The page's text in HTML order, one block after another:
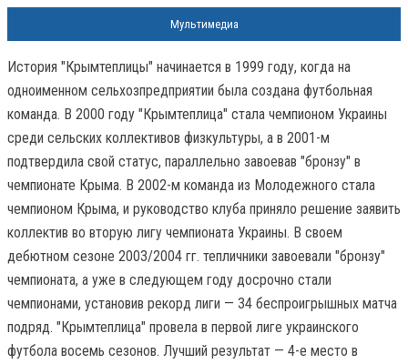
Мультимедиа
История "Крымтеплицы" начинается в 1999 году, когда на
одноименном сельхозпредприятии была создана футбольная
команда. В 2000 году "Крымтеплица" стала чемпионом Украины
среди сельских коллективов физкультуры, а в 2001-м
подтвердила свой статус, параллельно завоевав "бронзу" в
чемпионате Крыма. В 2002-м команда из Молодежного стала
чемпионом Крыма, и руководство клуба приняло решение заявить
коллектив во вторую лигу чемпионата Украины. В своем
дебютном сезоне 2003/2004 гг. тепличники завоевали "бронзу"
чемпионата, а уже в следующем году досрочно стали
чемпионами, установив рекорд лиги — 34 беспроигрышных матча
подряд. "Крымтеплица" провела в первой лиге украинского
футбола восемь сезонов. Лучший результат — 4-е место в